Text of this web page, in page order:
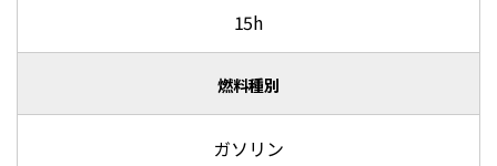
15h
燃料種別
ガソリン